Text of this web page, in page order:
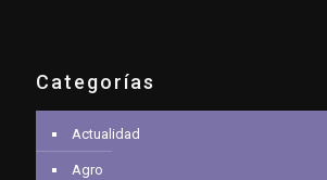
Categorías
Actualidad
Agro